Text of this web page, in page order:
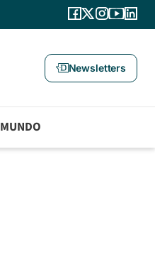
Newsletters
MUNDO